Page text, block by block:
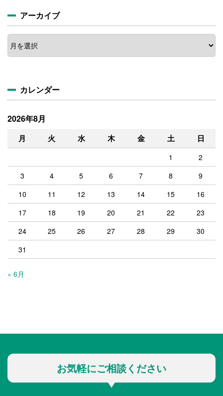
アーカイブ
ア
ー
カ
カレンダー
2026年8月
月 火 水 木 金 土 日
1
2
3
4 5 6 7 8
9
10
11 12 13 14 15
16
17
18 19 20 21 22
23
24
25 26 27 28 29
30
31
« 6月
お気軽にご相談ください